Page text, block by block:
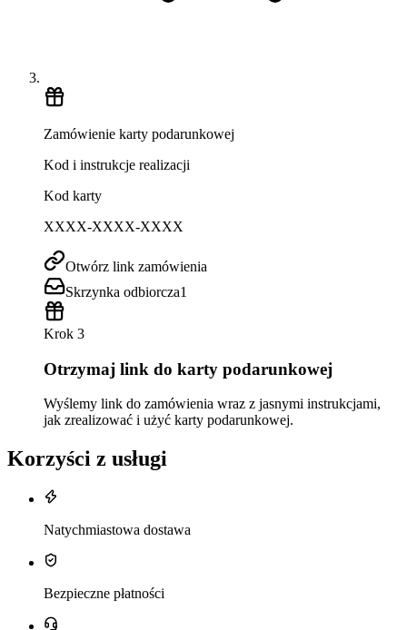
Zamówienie karty podarunkowej
Kod i instrukcje realizacji
Kod karty
XXXX-XXXX-XXXX
Otwórz link zamówienia
Skrzynka odbiorcza1
Krok 3
Otrzymaj link do karty podarunkowej
Wyślemy link do zamówienia wraz z jasnymi instrukcjami,
jak zrealizować i użyć karty podarunkowej.
Korzyści z usługi
Natychmiastowa dostawa
Bezpieczne płatności